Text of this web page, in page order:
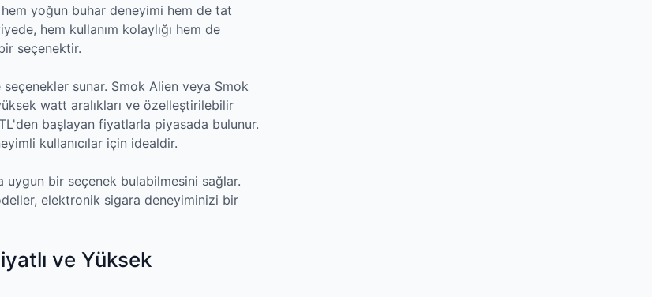
yoğun buhar deneyimi hem de tat
hem kullanım kolaylığı hem de
seçenektir.
sunar. Smok Alien veya Smok
watt aralıkları ve özelleştirilebilir
başlayan fiyatlarla piyasada bulunur.
kullanıcılar için idealdir.
uygun bir seçenek bulabilmesini sağlar.
elektronik sigara deneyiminizi bir
ve Yüksek